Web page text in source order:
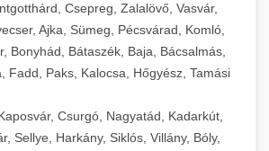
Csepreg, Zalalövő, Vasvár,
Ajka, Sümeg, Pécsvárad, Komló,
Bonyhád, Bátaszék, Baja, Bácsalmás,
Fadd, Paks, Kalocsa, Hőgyész, Tamási
Csurgó, Nagyatád, Kadarkút,
Sellye, Harkány, Siklós, Villány, Bóly,